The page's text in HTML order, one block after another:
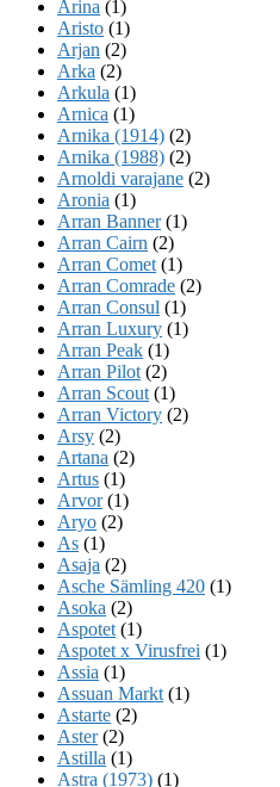
Arina (1)
Aristo (1)
Arjan (2)
Arka (2)
Arkula (1)
Arnica (1)
Arnika (1914) (2)
Arnika (1988) (2)
Arnoldi varajane (2)
Aronia (1)
Arran Banner(1)
Arran Cairn (2)
Arran Comet (1)
Arran Comrade (2)
Arran Consul (1)
Arran Luxury (1)
Arran Peak (1)
Arran Pilot (2)
Arran Scout (1)
Arran Victory (2)
Arsy (2)
Artana (2)
Artus (1)
Arvor(1)
Aryo (2)
As (1)
Asaja (2)
Asche Sämling 420 (1)
Asoka (2)
Aspotet (1)
Aspotet x Virusfrei (1)
Assia (1)
Assuan Markt (1)
Astarte (2)
Aster(2)
Astilla (1)
Astra (1973) (1)